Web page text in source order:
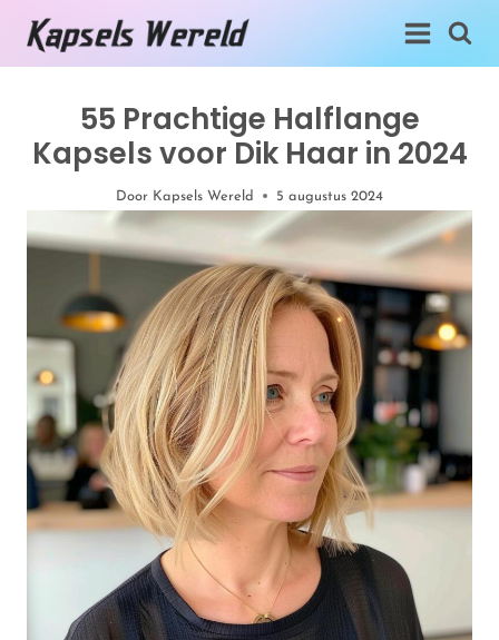
naar
inhoud
55 Prachtige Halflange
Kapsels voor Dik Haar in 2024
Door Kapsels Wereld 5 augustus 2024